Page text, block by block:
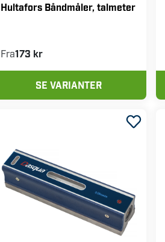
Hultafors Båndmåler, talmeter
Fra173 kr
SE VARIANTER